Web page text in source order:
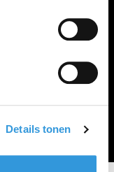
Details tonen